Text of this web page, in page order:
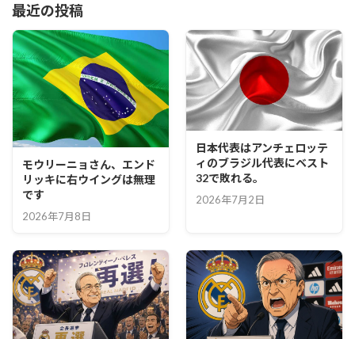
最近の投稿
モウリーニョさん、エンド
リッキに右ウイングは無理
です
2026年7月8日
日本代表はアンチェロッテ
ィのブラジル代表にベスト
32で敗れる。
2026年7月2日